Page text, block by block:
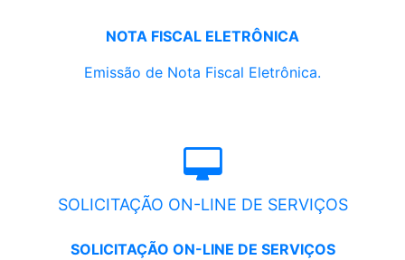
NOTA FISCAL ELETRÔNICA
Emissão de Nota Fiscal Eletrônica.
SOLICITAÇÃO ON-LINE DE SERVIÇOS
SOLICITAÇÃO ON-LINE DE SERVIÇOS